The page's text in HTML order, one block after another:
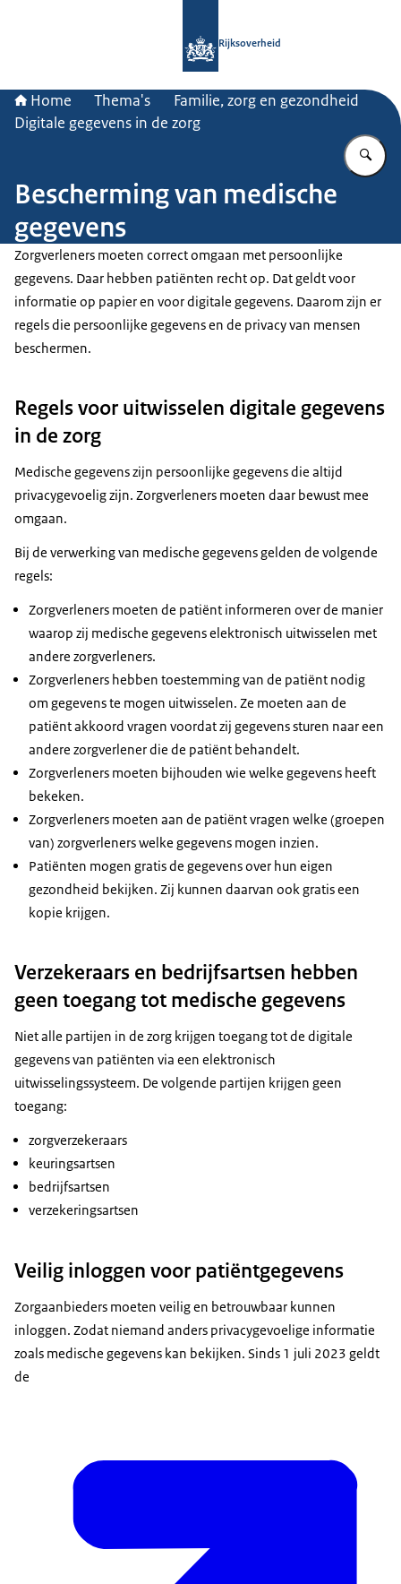
Rijksoverheid
Home Thema's
Familie, zorg en gezondheid
Digitale gegevens in de zorg
Bescherming van medische
gegevens
Zorgverleners moeten correct omgaan met persoonlijke
gegevens. Daar hebben patiënten recht op. Dat geldt voor
informatie op papier en voor digitale gegevens. Daarom zijn er
regels die persoonlijke gegevens en de privacy van mensen
beschermen.
Regels voor uitwisselen digitale gegevens
in de zorg
Medische gegevens zijn persoonlijke gegevens die altijd
privacygevoelig zijn. Zorgverleners moeten daar bewust mee
omgaan.
Bij de verwerking van medische gegevens gelden de volgende
regels:
Zorgverleners moeten de patiënt informeren over de manier
waarop zij medische gegevens elektronisch uitwisselen met
andere zorgverleners.
Zorgverleners hebben toestemming van de patiënt nodig
om gegevens te mogen uitwisselen. Ze moeten aan de
patiënt akkoord vragen voordat zij gegevens sturen naar een
andere zorgverlener die de patiënt behandelt.
Zorgverleners moeten bijhouden wie welke gegevens heeft
bekeken.
Zorgverleners moeten aan de patiënt vragen welke (groepen
van) zorgverleners welke gegevens mogen inzien.
Patiënten mogen gratis de gegevens over hun eigen
gezondheid bekijken. Zij kunnen daarvan ook gratis een
kopie krijgen.
Verzekeraars en bedrijfsartsen hebben
geen toegang tot medische gegevens
Niet alle partijen in de zorg krijgen toegang tot de digitale
gegevens van patiënten via een elektronisch
uitwisselingssysteem. De volgende partijen krijgen geen
toegang:
zorgverzekeraars
keuringsartsen
bedrijfsartsen
verzekeringsartsen
Veilig inloggen voor patiëntgegevens
Zorgaanbieders moeten veilig en betrouwbaar kunnen
inloggen. Zodat niemand anders privacygevoelige informatie
zoals medische gegevens kan bekijken. Sinds 1 juli 2023 geldt
de